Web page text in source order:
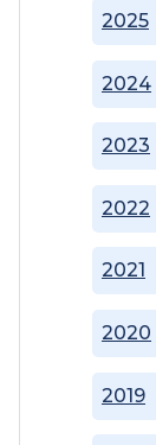
2019
2020
2021
2022
2023
2024
2025